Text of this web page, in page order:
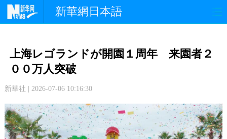
新華網日本語
文 化
中日交流
写 真
上海レゴランドが開園１周年 来園者２
００万人突破
新華社 | 2026-07-06 10:16:30